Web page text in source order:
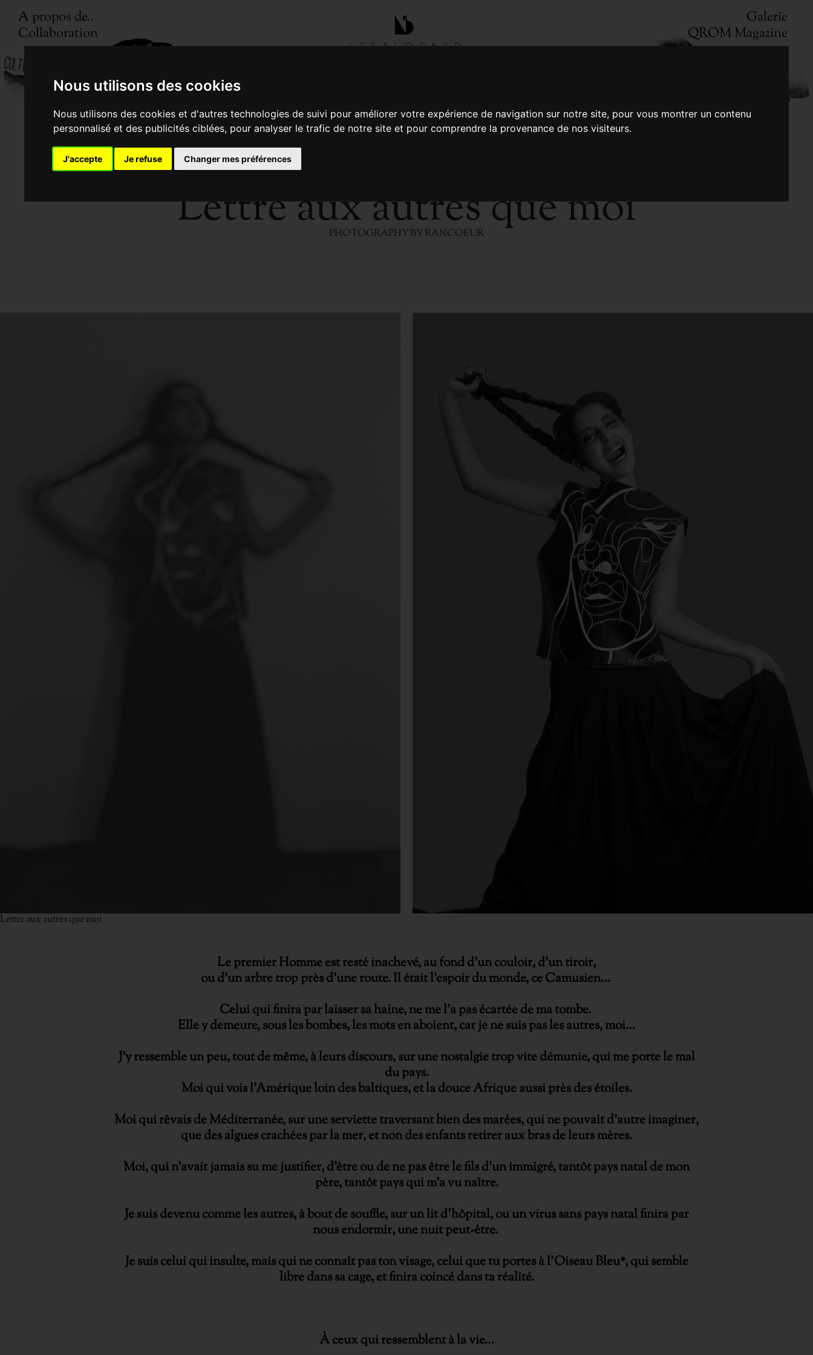
Nous utilisons des cookies
Nous utilisons des cookies et d'autres technologies de suivi pour améliorer votre expérience de navigation sur notre site, pour vous montrer un contenu
personnalisé et des publicités ciblées, pour analyser le trafic de notre site et pour comprendre la provenance de nos visiteurs.
J'accepte Je refuse Changer mes préférences
A propos de..
Collaboration
Galerie
QROM Magazine
Lettre aux autres que moi
PHOTOGRAPHY BY RANCOEUR
Lettre aux autres que moi
Le premier Homme est resté inachevé, au fond d’un couloir, d’un tiroir,
ou d’un arbre trop près d’une route. Il était l’espoir du monde, ce Camusien…
Celui qui finira par laisser sa haine, ne me l’a pas écartée de ma tombe.
Elle y demeure, sous les bombes, les mots en aboient, car je ne suis pas les autres, moi…
J’y ressemble un peu, tout de même, à leurs discours, sur une nostalgie trop vite démunie, qui me porte le mal
du pays.
Moi qui vois l’Amérique loin des baltiques, et la douce Afrique aussi près des étoiles.
Moi qui rêvais de Méditerranée, sur une serviette traversant bien des marées, qui ne pouvait d’autre imaginer,
que des algues crachées par la mer, et non des enfants retirer aux bras de leurs mères.
Moi, qui n’avait jamais su me justifier, d’être ou de ne pas être le fils d’un immigré, tantôt pays natal de mon
père, tantôt pays qui m’a vu naître.
Je suis devenu comme les autres, à bout de souffle, sur un lit d’hôpital, ou un virus sans pays natal finira par
nous endormir, une nuit peut-être.
Je suis celui qui insulte, mais qui ne connaît pas ton visage, celui que tu portes à l’Oiseau Bleu*, qui semble
libre dans sa cage, et finira coincé dans ta réalité.
À ceux qui ressemblent à la vie…